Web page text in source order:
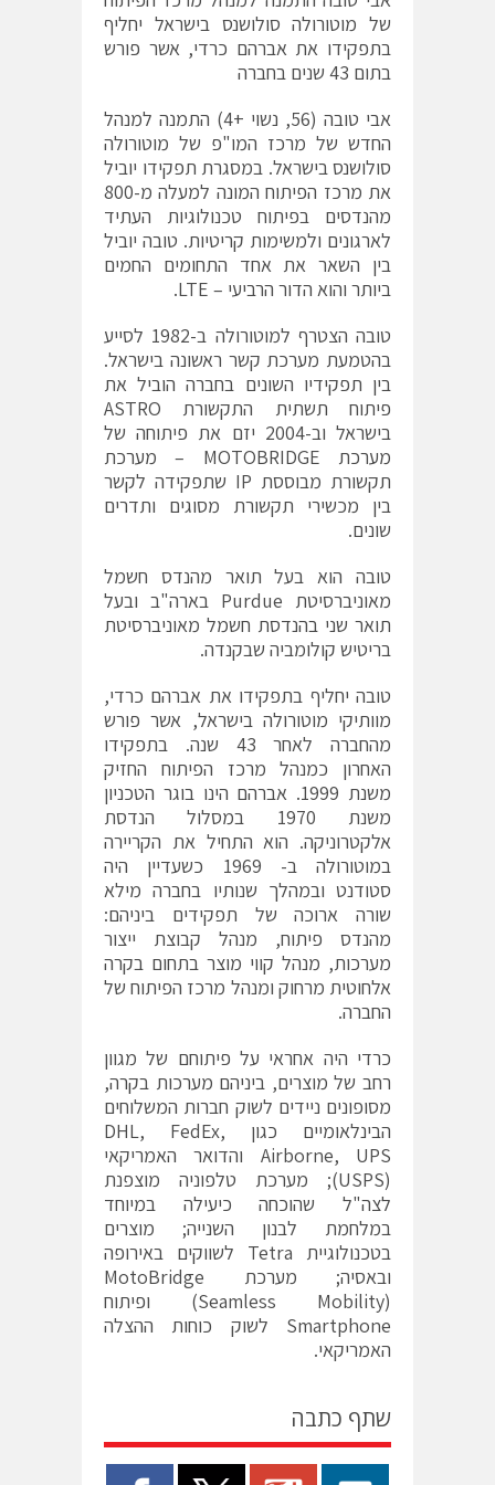
של מוטורולה סולושנס בישראל יחליף
בתפקידו את אברהם כרדי, אשר פורש
בתום 43 שנים בחברה
אבי טובה (56, נשוי +4) התמנה למנהל
החדש של מרכז המו"פ של מוטורולה
סולושנס בישראל. במסגרת תפקידו יוביל
את מרכז הפיתוח המונה למעלה מ-800
מהנדסים בפיתוח טכנולוגיות העתיד
לארגונים ולמשימות קריטיות. טובה יוביל
בין השאר את אחד התחומים החמים
ביותר והוא הדור הרביעי – LTE.
טובה הצטרף למוטורולה ב-1982 לסייע
בהטמעת מערכת קשר ראשונה בישראל.
בין תפקידיו השונים בחברה הוביל את
פיתוח תשתית התקשורת ASTRO
בישראל וב-2004 יזם את פיתוחה של
מערכת MOTOBRIDGE – מערכת
תקשורת מבוססת IP שתפקידה לקשר
בין מכשירי תקשורת מסוגים ותדרים
שונים.
טובה הוא בעל תואר מהנדס חשמל
מאוניברסיטת Purdue בארה"ב ובעל
תואר שני בהנדסת חשמל מאוניברסיטת
בריטיש קולומביה שבקנדה.
טובה יחליף בתפקידו את אברהם כרדי,
מוותיקי מוטורולה בישראל, אשר פורש
מהחברה לאחר 43 שנה. בתפקידו
האחרון כמנהל מרכז הפיתוח החזיק
משנת 1999. אברהם הינו בוגר הטכניון
משנת 1970 במסלול הנדסת
אלקטרוניקה. הוא התחיל את הקריירה
במוטורולה ב- 1969 כשעדיין היה
סטודנט ובמהלך שנותיו בחברה מילא
שורה ארוכה של תפקידים ביניהם:
מהנדס פיתוח, מנהל קבוצת ייצור
מערכות, מנהל קווי מוצר בתחום בקרה
אלחוטית מרחוק ומנהל מרכז הפיתוח של
החברה.
כרדי היה אחראי על פיתוחם של מגוון
רחב של מוצרים, ביניהם מערכות בקרה,
מסופונים ניידים לשוק חברות המשלוחים
הבינלאומיים כגון DHL, FedEx,
Airborne, UPS והדואר האמריקאי
(USPS); מערכת טלפוניה מוצפנת
לצה"ל שהוכחה כיעילה במיוחד
במלחמת לבנון השנייה; מוצרים
בטכנולוגיית Tetra לשווקים באירופה
ובאסיה; מערכת MotoBridge
(Seamless Mobility) ופיתוח
Smartphone לשוק כוחות ההצלה
האמריקאי.
שתף כתבה